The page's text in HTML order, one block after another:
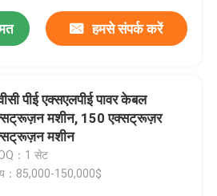
हमसे संपर्क करें
पीई एक्सएलपीई पावर केबल
मशीन, 150 एक्सट्रूज़र
मशीन
：1 सेट
：85,000-150,000$